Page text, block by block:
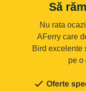
Să
Nu rata
AFerry care
Bird excelente
pe o
Oferte